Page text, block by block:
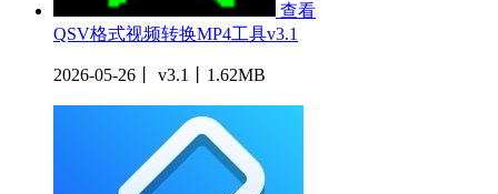
查看
QSV格式视频转换MP4工具v3.1
2026-05-26丨 v3.1丨1.62MB